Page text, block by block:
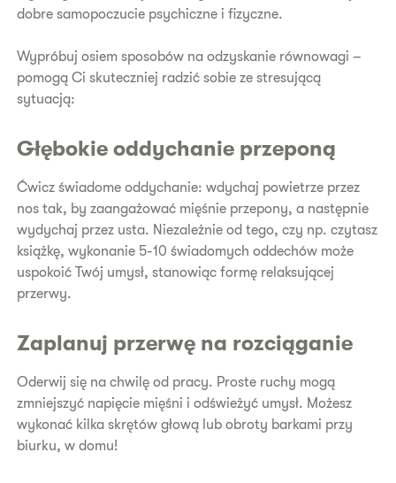
dobre samopoczucie psychiczne i fizyczne.
Wypróbuj osiem sposobów na odzyskanie równowagi –
pomogą Ci skuteczniej radzić sobie ze stresującą
sytuacją:
Głębokie oddychanie przeponą
Ćwicz świadome oddychanie: wdychaj powietrze przez
nos tak, by zaangażować mięśnie przepony, a następnie
wydychaj przez usta. Niezależnie od tego, czy np. czytasz
książkę, wykonanie 5-10 świadomych oddechów może
uspokoić Twój umysł, stanowiąc formę relaksującej
przerwy.
Zaplanuj przerwę na rozciąganie
Oderwij się na chwilę od pracy. Proste ruchy mogą
zmniejszyć napięcie mięśni i odświeżyć umysł. Możesz
wykonać kilka skrętów głową lub obroty barkami przy
biurku, w domu!